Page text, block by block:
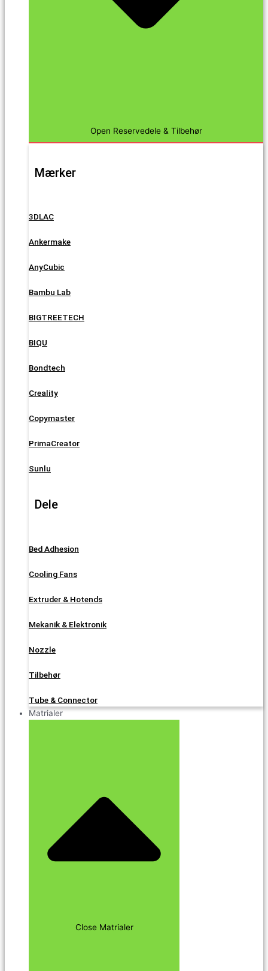
Open Reservedele & Tilbehør
Mærker
3DLAC
Ankermake
AnyCubic
Bambu Lab
BIGTREETECH
BIQU
Bondtech
Creality
Copymaster
PrimaCreator
Sunlu
Dele
Bed Adhesion
Cooling Fans
Extruder & Hotends
Mekanik & Elektronik
Nozzle
Tilbehør
Tube & Connector
Matrialer
Close Matrialer